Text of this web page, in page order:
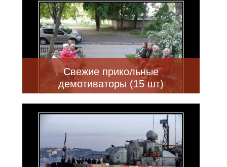
Свежие прикольные
демотиваторы (15 шт)